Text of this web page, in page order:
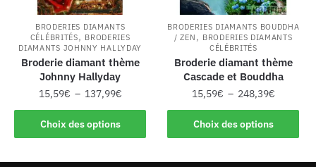
BRODERIES DIAMANTS
CÉLÉBRITÉS, BRODERIES
DIAMANTS JOHNNY HALLYDAY
Broderie diamant thème
Johnny Hallyday
15,59€ – 137,99€
Choix des options
BRODERIES DIAMANTS BOUDDHA
/ ZEN , BRODERIES DIAMANTS
CÉLÉBRITÉS
Broderie diamant thème
Cascade et Bouddha
15,59€ – 248,39€
Choix des options